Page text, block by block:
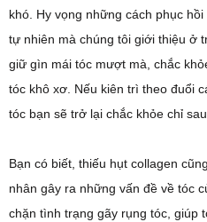
khó. Hy vọng những cách phục
tự nhiên mà chúng tôi giới thiệu ở
giữ gìn mái tóc mượt mà, chắc
tóc khô xơ. Nếu kiên trì theo đuổi
tóc bạn sẽ trở lại chắc khỏe chỉ
Bạn có biết, thiếu hụt collagen
nhân gây ra những vấn đề về tóc
chặn tình trạng gãy rụng tóc, giúp